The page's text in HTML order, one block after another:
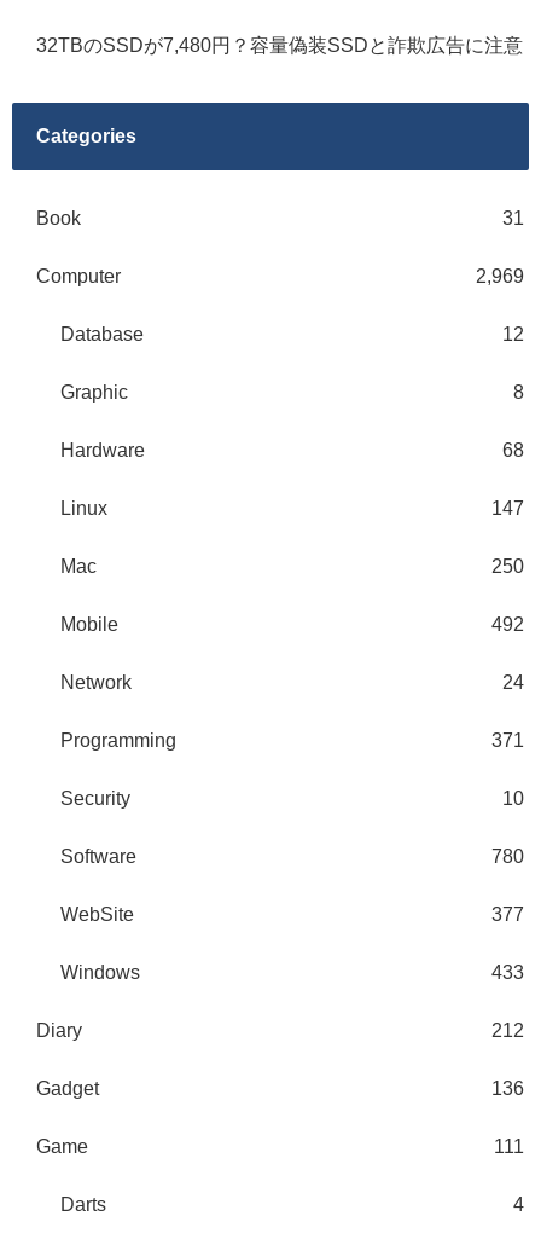
32TBのSSDが7,480円？容量偽装SSDと詐欺広告に注意
Categories
Book 31
Computer 2,969
Database 12
Graphic 8
Hardware 68
Linux 147
Mac 250
Mobile 492
Network 24
Programming 371
Security 10
Software 780
WebSite 377
Windows 433
Diary 212
Gadget 136
Game 111
Darts 4